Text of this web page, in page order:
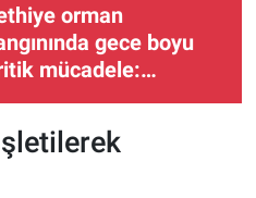
orman
gece boyu
mücadele:
hızı düşürüldü